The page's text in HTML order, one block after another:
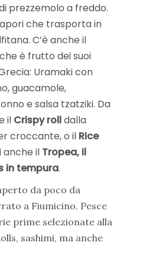
prezzemolo a freddo.
che trasporta in
C’è anche il
è frutto dei suoi
Uramaki con
guacamole,
e salsa tzatziki. Da
il Crispy rolldalla
croccante, o il Rice
anche il Tropea, il
in tempura.